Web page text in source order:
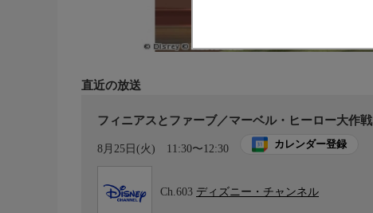
直近の放送
フィニアスとファーブ／マーベル・ヒーロー大作
8月25日(火) 11:30〜12:30 カレンダー登録
Ch.603 ディズニー・チャンネル